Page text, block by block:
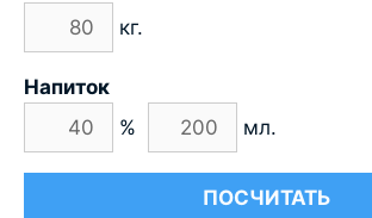
кг.
Напиток
%
мл.